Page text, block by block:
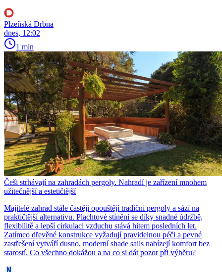
Plzeňská Drbna
dnes, 12:02
1 min
Češi strhávají na zahradách pergoly. Nahradí je zařízení mnohem
užitečnější a estetičtější
Majitelé zahrad stále častěji opouštějí tradiční pergoly a sází na
praktičtější alternativu. Plachtové stínění se díky snadné údržbě,
flexibilitě a lepší cirkulaci vzduchu stává hitem posledních let.
Zatímco dřevěné konstrukce vyžadují pravidelnou péči a pevné
zastřešení vytváří dusno, moderní shade sails nabízejí komfort bez
starostí. Co všechno dokážou a na co si dát pozor při výběru?